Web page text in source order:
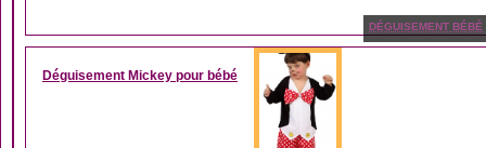
DÉGUISEMENT BÉBÉ
Déguisement Mickey pour bébé